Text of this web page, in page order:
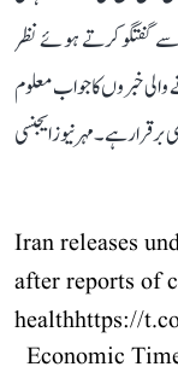
سے گفتگو کرتے ہوئے نظر
خبروں کا جواب معلوم
ہے۔ مہر نیوز ایجنسی
Iran releases
after reports of
healthhttps://